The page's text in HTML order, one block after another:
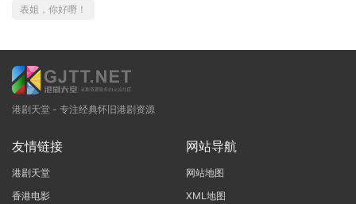
表姐，你好嘢！
港剧天堂 - 专注经典怀旧港剧资源
友情链接
港剧天堂
香港电影
网站导航
网站地图
XML地图